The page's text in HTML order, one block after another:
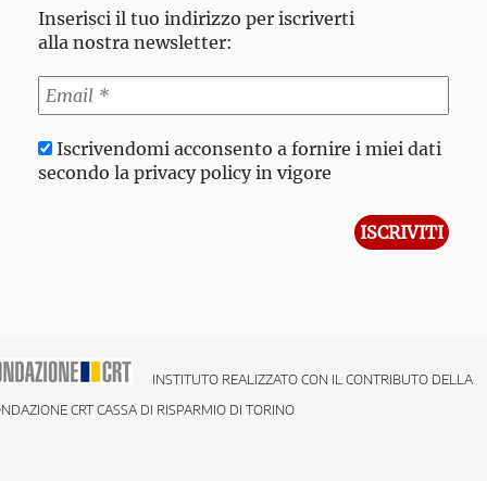
Inserisci il tuo indirizzo per iscriverti
alla nostra newsletter:
Iscrivendomi acconsento a fornire i miei dati
secondo la privacy policy in vigore
INSTITUTO REALIZZATO CON IL CONTRIBUTO DELLA
CRT CASSA DI RISPARMIO DI TORINO